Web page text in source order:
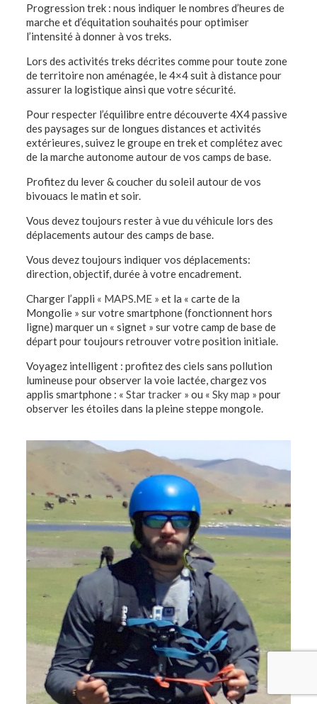
Progression trek : nous indiquer le nombres d’heures de
marche et d’équitation souhaités pour optimiser
l’intensité à donner à vos treks.
Lors des activités treks décrites comme pour toute zone
de territoire non aménagée, le 4×4 suit à distance pour
assurer la logistique ainsi que votre sécurité.
Pour respecter l’équilibre entre découverte 4X4 passive
des paysages sur de longues distances et activités
extérieures, suivez le groupe en trek et complétez avec
de la marche autonome autour de vos camps de base.
Profitez du lever & coucher du soleil autour de vos
bivouacs le matin et soir.
Vous devez toujours rester à vue du véhicule lors des
déplacements autour des camps de base.
Vous devez toujours indiquer vos déplacements:
direction, objectif, durée à votre encadrement.
Charger l’appli « MAPS.ME » et la « carte de la
Mongolie » sur votre smartphone (fonctionnent hors
ligne) marquer un « signet » sur votre camp de base de
départ pour toujours retrouver votre position initiale.
Voyagez intelligent : profitez des ciels sans pollution
lumineuse pour observer la voie lactée, chargez vos
applis smartphone : « Star tracker» ou « Sky map » pour
observer les étoiles dans la pleine steppe mongole.